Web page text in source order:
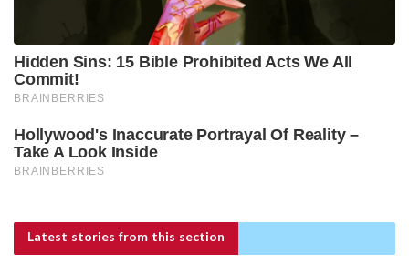
Latest stories from this section